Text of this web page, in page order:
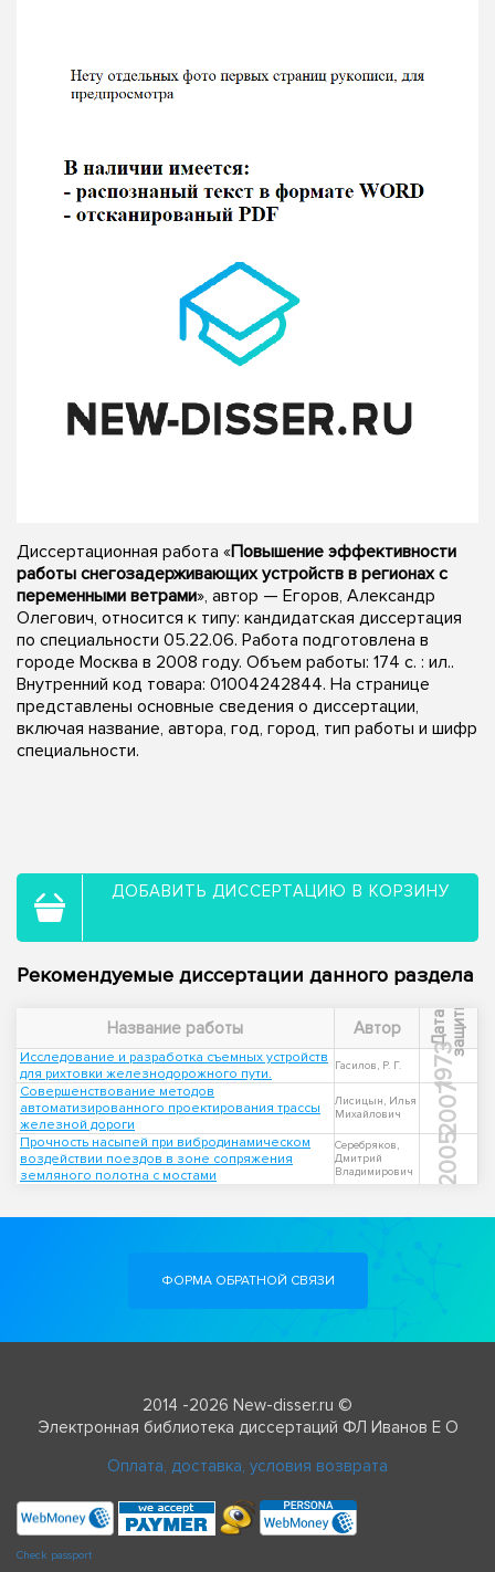
Диссертационная работа «Повышение эффективности
работы снегозадерживающих устройств в регионах с
переменными ветрами», автор — Егоров, Александр
Олегович, относится к типу: кандидатская диссертация
по специальности 05.22.06. Работа подготовлена в
городе Москва в 2008 году. Объем работы: 174 с. : ил..
Внутренний код товара: 01004242844. На странице
представлены основные сведения о диссертации,
включая название, автора, год, город, тип работы и шифр
специальности.
ДОБАВИТЬ ДИССЕРТАЦИЮ В КОРЗИНУ
Рекомендуемые диссертации данного раздела
Название работы Автор Д
а
т
а
з
а
щ
и
ты
Исследование и разработка съемных устройств
для рихтовки железнодорожного пути.
Гасилов, Р. Г. 1973
Совершенствование методов
автоматизированного проектирования трассы
железной дороги
Лисицын, Илья
Михайлович
2007
Прочность насыпей при вибродинамическом
воздействии поездов в зоне сопряжения
земляного полотна с мостами
Серебряков,
Дмитрий
Владимирович
2005
ФОРМА ОБРАТНОЙ СВЯЗИ
2014 -2026 New-disser.ru ©
Электронная библиотека диссертаций ФЛ Иванов Е О
Оплата, доставка, условия возврата
Check passport